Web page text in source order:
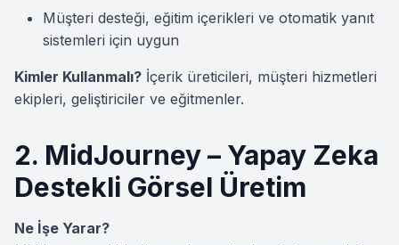
Müşteri desteği, eğitim içerikleri ve otomatik yanıt
sistemleri için uygun
Kimler Kullanmalı? İçerik üreticileri, müşteri hizmetleri
ekipleri, geliştiriciler ve eğitmenler.
2. MidJourney – Yapay Zeka
Destekli Görsel Üretim
Ne İşe Yarar?